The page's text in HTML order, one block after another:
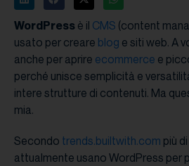
WordPress è il CMS (content
usato per creare blog e siti web. A
anche per aprire ecommerce e
perché unisce semplicità e
intere strutture di contenuti. Ma
mia.
Secondo trends.builtwith.com più
attualmente usano WordPress per